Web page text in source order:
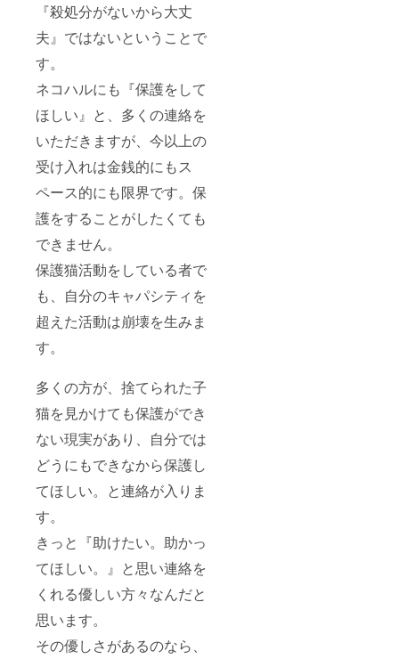
『殺処分がないから大丈
夫』ではないということで
す。
ネコハルにも『保護をして
ほしい』と、多くの連絡を
いただきますが、今以上の
受け入れは金銭的にもス
ペース的にも限界です。保
護をすることがしたくても
できません。
保護猫活動をしている者で
も、自分のキャパシティを
超えた活動は崩壊を生みま
す。
多くの方が、捨てられた子
猫を見かけても保護ができ
ない現実があり、自分では
どうにもできなから保護し
てほしい。と連絡が入りま
す。
きっと『助けたい。助かっ
てほしい。』と思い連絡を
くれる優しい方々なんだと
思います。
その優しさがあるのなら、